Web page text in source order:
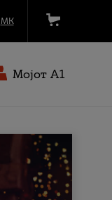
МК
Мојот A1